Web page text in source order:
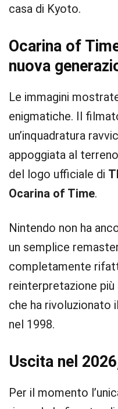
casa di Kyoto.
Ocarina of
nuova
Le immagini
enigmatiche. Il
un’inquadratura
appoggiata al
del logo ufficiale di
Ocarina of Time.
Nintendo non ha
un semplice
completamente
reinterpretazione
che ha rivoluzionato
nel 1998.
Uscita nel
Per il momento